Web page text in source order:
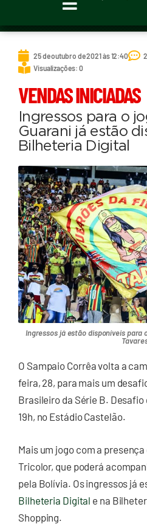
25 de outubro de 2021 às 12:40
Visualizações: 0
VENDAS INICIADAS
Ingressos para o
Guarani já estão
Bilheteria Digital
Ingressos já estão disponíveis para
O Sampaio Corrêa volta a
feira, 28, para mais um
Brasileiro da Série B. Desafio
19h, no Estádio Castelão.
Mais um jogo com a
Tricolor, que poderá
pela Bolívia. Os ingressos já
Bilheteria Digital e na
Shopping.